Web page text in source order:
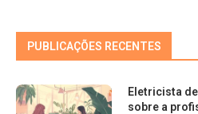
PUBLICAÇÕES RECENTES
Eletricista
sobre a